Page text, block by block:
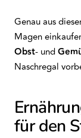
Genau aus
Magen
Obst- und
Naschregal
für den